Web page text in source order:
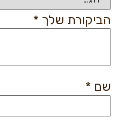
הביקורת שלך *
שם *